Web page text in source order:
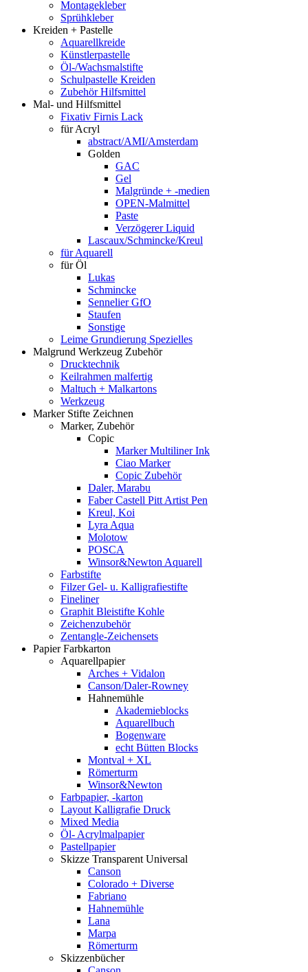
Montagekleber
Sprühkleber
Kreiden + Pastelle
Aquarellkreide
Künstlerpastelle
Öl-/Wachsmalstifte
Schulpastelle Kreiden
Zubehör Hilfsmittel
Mal- und Hilfsmittel
Fixativ Firnis Lack
für Acryl
abstract/AMI/Amsterdam
Golden
GAC
Gel
Malgründe + -medien
OPEN-Malmittel
Paste
Verzögerer Liquid
Lascaux/Schmincke/Kreul
für Aquarell
für Öl
Lukas
Schmincke
Sennelier GfO
Staufen
Sonstige
Leime Grundierung Spezielles
Malgrund Werkzeug Zubehör
Drucktechnik
Keilrahmen malfertig
Maltuch + Malkartons
Werkzeug
Marker Stifte Zeichnen
Marker, Zubehör
Copic
Marker Multiliner Ink
Ciao Marker
Copic Zubehör
Daler, Marabu
Faber Castell Pitt Artist Pen
Kreul, Koi
Lyra Aqua
Molotow
POSCA
Winsor&Newton Aquarell
Farbstifte
Filzer Gel- u. Kalligrafiestifte
Fineliner
Graphit Bleistifte Kohle
Zeichenzubehör
Zentangle-Zeichensets
Papier Farbkarton
Aquarellpapier
Arches + Vidalon
Canson/Daler-Rowney
Hahnemühle
Akademieblocks
Aquarellbuch
Bogenware
echt Bütten Blocks
Montval + XL
Römerturm
Winsor&Newton
Farbpapier, -karton
Layout Kalligrafie Druck
Mixed Media
Öl- Acrylmalpapier
Pastellpapier
Skizze Transparent Universal
Canson
Colorado + Diverse
Fabriano
Hahnemühle
Lana
Marpa
Römerturm
Skizzenbücher